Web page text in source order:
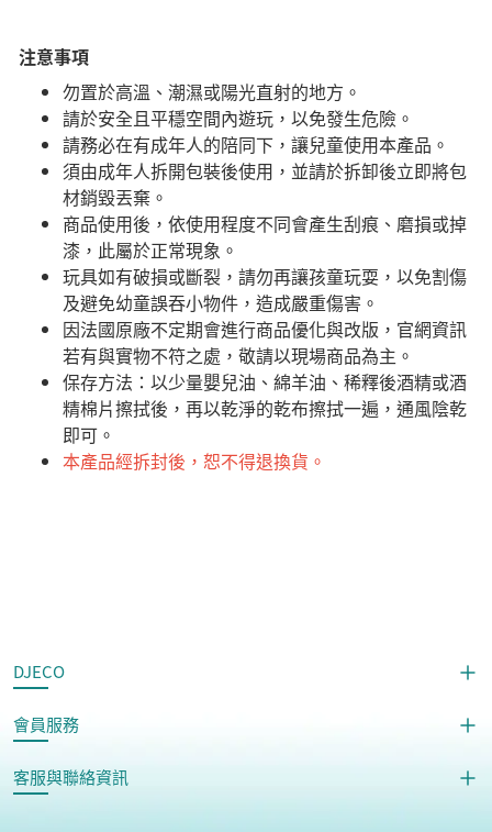
注意事項
勿置於高溫、潮濕或陽光直射的地方。
請於安全且平穩空間內遊玩，以免發生危險。​
請務必在有成年人的陪同下，讓兒童使用本產品。
須由成年人拆開包裝後使用，並請於拆卸後立即將包
材銷毀丟棄。
商品使用後，依使用程度不同會產生刮痕、磨損或掉
漆，此屬於正常現象。
玩具如有破損或斷裂，請勿再讓孩童玩耍，以免割傷
及避免幼童誤吞小物件，造成嚴重傷害。
因法國原廠不定期會進行商品優化與改版，官網資訊
若有與實物不符之處，敬請以現場商品為主。
​保存方法：以少量嬰兒油、綿羊油、稀釋後酒精或酒
精棉片擦拭後，再以乾淨的乾布擦拭一遍，通風陰乾
即可。
本產品經拆封後，恕不得退換貨。
DJECO
會員服務
客服與聯絡資訊